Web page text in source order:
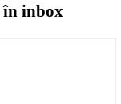
în inbox